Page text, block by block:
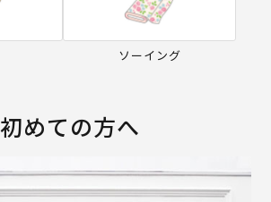
ソーイング
初めての方へ